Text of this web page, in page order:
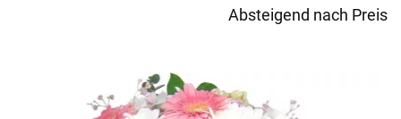
Absteigend nach Preis